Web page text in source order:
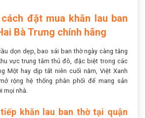
đặt mua khăn lau ban
Bà Trưng chính hãng
dọn dẹp, bao sái ban thờ ngày càng tăng
vực trung tâm thủ đô, đặc biệt trong các
Một hay dịp tất niên cuối năm, Việt Xanh
rộng hệ thống phân phối để mang sản
mọi nhà.
khăn lau ban thờ tại quận